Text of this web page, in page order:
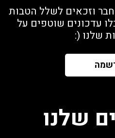
וזכאים לשלל הטבות
עדכונים שוטפים על
שלנו (:
שלנו